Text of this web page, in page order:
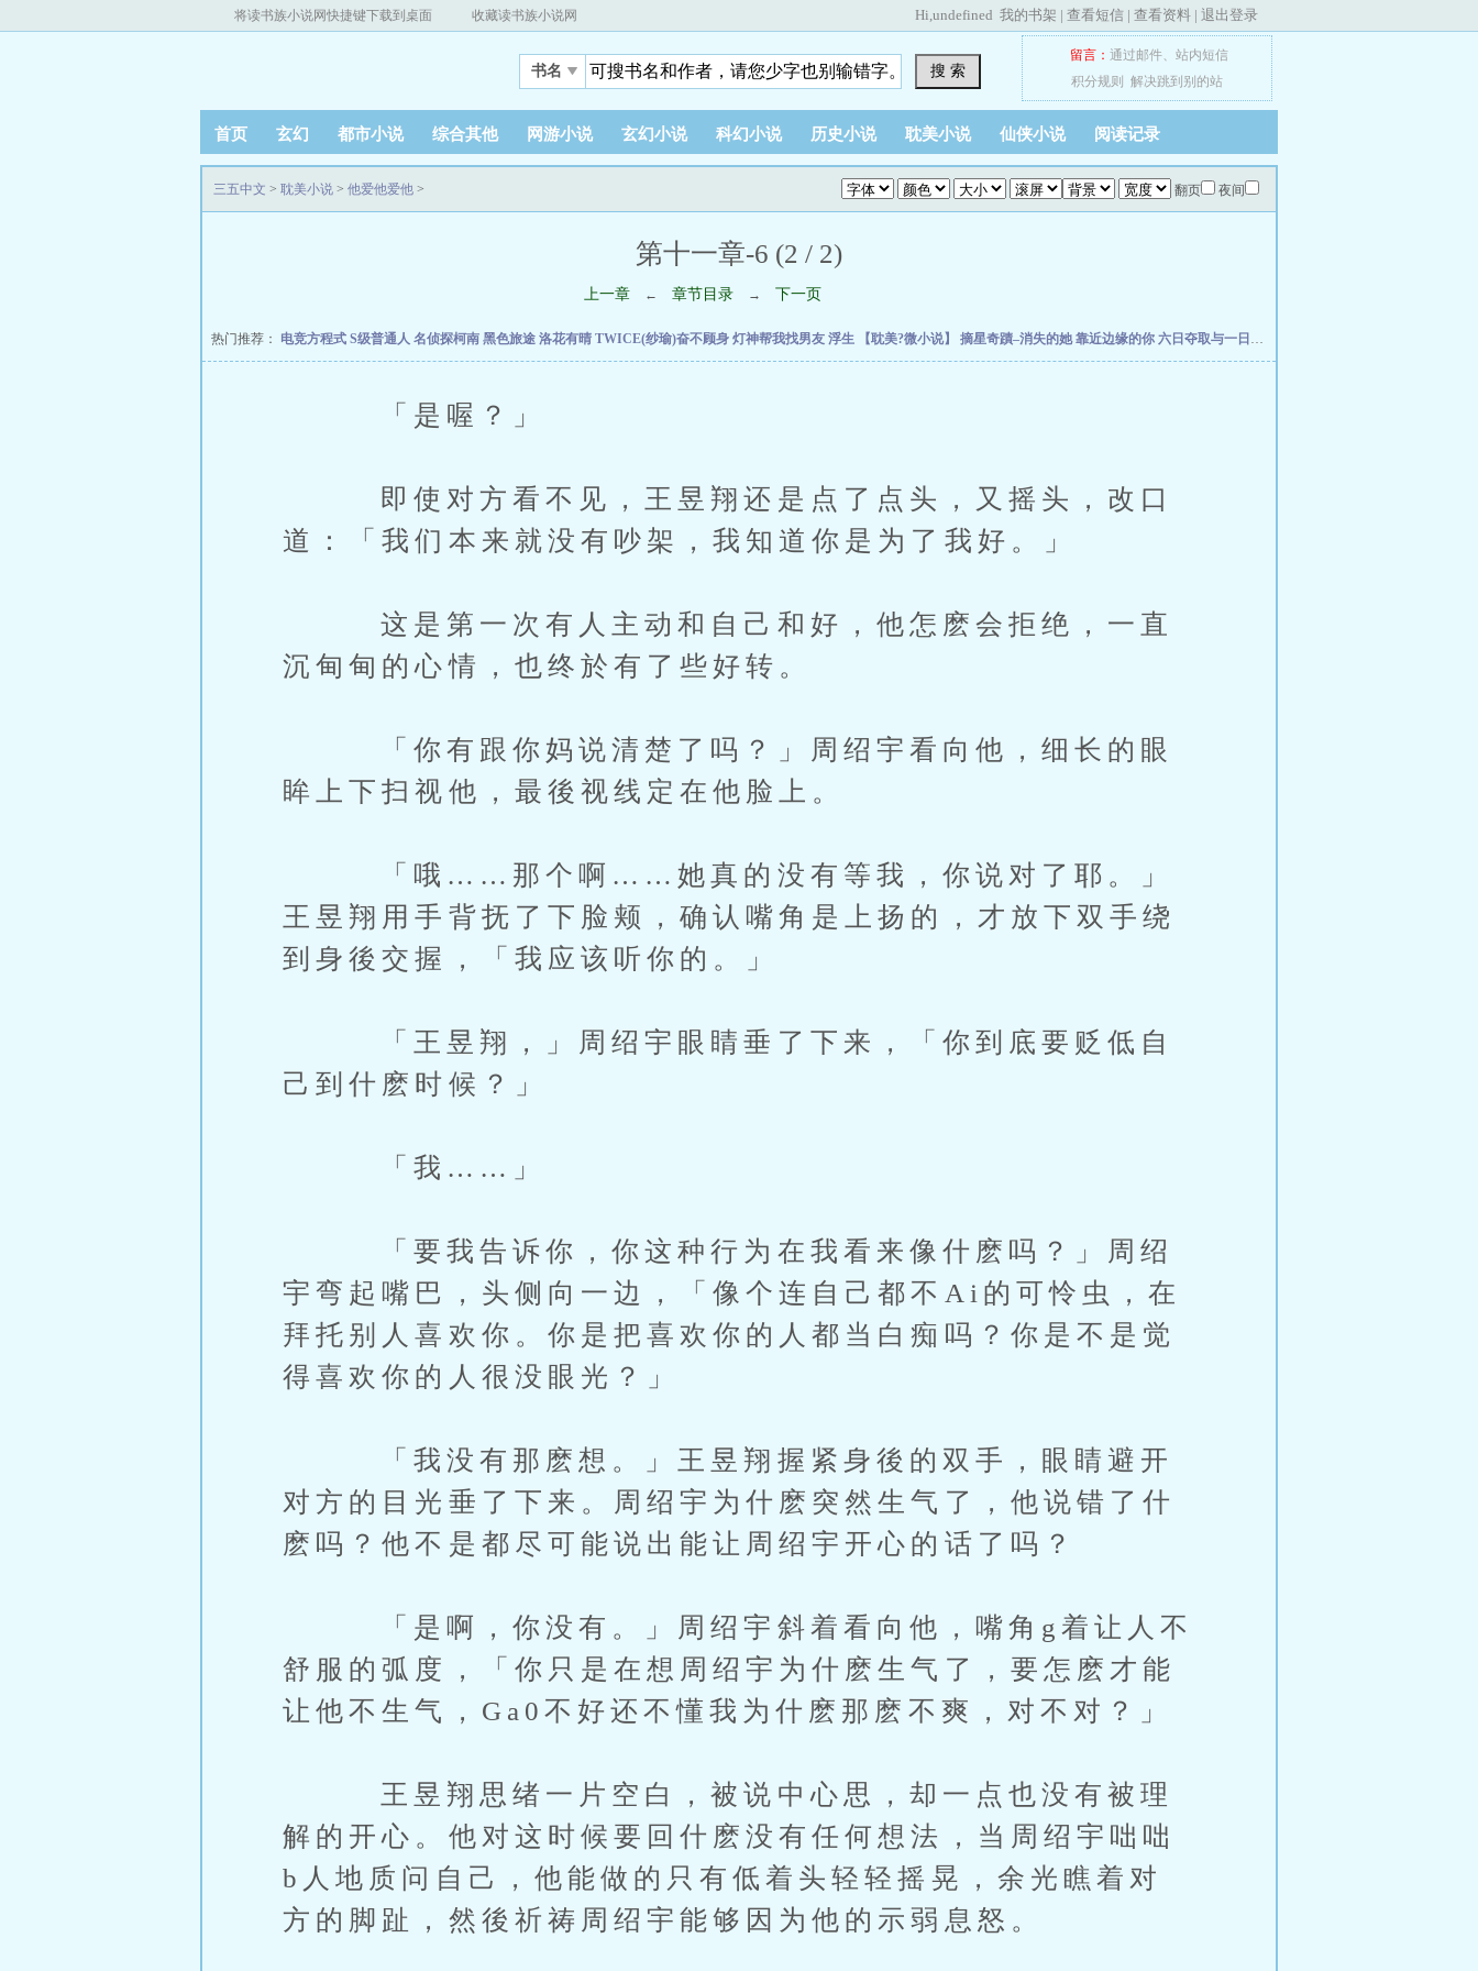
将读书族小说网快捷键下载到桌面 收藏读书族小说网 Hi,undefined 我的书架 | 查看短信 | 查看资料 | 退出登录
书名 搜 索
留言： 通过邮件、 站内短信
积分规则
解决跳到别的站
首页 玄幻 都市小说 综合其他 网游小说 玄幻小说 科幻小说 历史小说 耽美小说 仙侠小说 阅读记录
翻页 夜间
三五中文 > 耽美小说 > 他爱他爱他 >
第十一章-6 (2 / 2)
上一章 ← 章节目录 → 下一页
热门推荐： 电竞方程式 S级普通人 名侦探柯南 黑色旅途 洛花有晴 TWICE(纱瑜)奋不顾身 灯神帮我找男友 浮生 【耽美?微小说】 摘星奇蹟–消失的她靠近边缘的你 六日夺取与一日安息
「是喔？」
即使对方看不见，王昱翔还是点了点头，又摇头，改口
道：「我们本来就没有吵架，我知道你是为了我好。」
这是第一次有人主动和自己和好，他怎麽会拒绝，一直
沉甸甸的心情，也终於有了些好转。
「你有跟你妈说清楚了吗？」周绍宇看向他，细长的眼
眸上下扫视他，最後视线定在他脸上。
「哦……那个啊……她真的没有等我，你说对了耶。」
王昱翔用手背抚了下脸颊，确认嘴角是上扬的，才放下双手绕
到身後交握，「我应该听你的。」
「王昱翔，」周绍宇眼睛垂了下来，「你到底要贬低自
己到什麽时候？」
「我……」
「要我告诉你，你这种行为在我看来像什麽吗？」周绍
宇弯起嘴巴，头侧向一边，「像个连自己都不Ai的可怜虫，在
拜托别人喜欢你。你是把喜欢你的人都当白痴吗？你是不是觉
得喜欢你的人很没眼光？」
「我没有那麽想。」王昱翔握紧身後的双手，眼睛避开
对方的目光垂了下来。周绍宇为什麽突然生气了，他说错了什
麽吗？他不是都尽可能说出能让周绍宇开心的话了吗？
「是啊，你没有。」周绍宇斜着看向他，嘴角g着让人不
舒服的弧度，「你只是在想周绍宇为什麽生气了，要怎麽才能
让他不生气，Ga0不好还不懂我为什麽那麽不爽，对不对？」
王昱翔思绪一片空白，被说中心思，却一点也没有被理
解的开心。他对这时候要回什麽没有任何想法，当周绍宇咄咄
b人地质问自己，他能做的只有低着头轻轻摇晃，余光瞧着对
方的脚趾，然後祈祷周绍宇能够因为他的示弱息怒。